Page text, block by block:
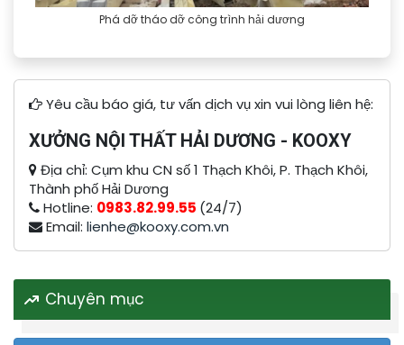
Phá dỡ tháo dỡ công trình hải dương
Yêu cầu báo giá, tư vấn dịch vụ xin vui lòng liên hệ:
XƯỞNG NỘI THẤT HẢI DƯƠNG - KOOXY
Địa chỉ: Cụm khu CN số 1 Thạch Khôi, P. Thạch Khôi,
Thành phố Hải Dương
Hotline: 0983.82.99.55 (24/7)
Email: lienhe@kooxy.com.vn
Chuyên mục